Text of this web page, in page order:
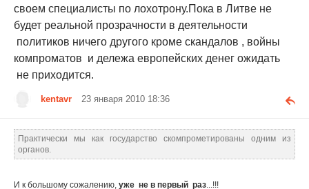
своем специалисты по лохотрону.Пока в Литве не
будет реальной прозрачности в деятельности
политиков ничего другого кроме скандалов , войны
компроматов и дележа европейских денег ожидать
не приходится.
kentavr 23 января 2010 18:36
Практически мы как государство скомпрометированы одним из
органов.
И к большому сожалению, уже не в первый раз...!!!